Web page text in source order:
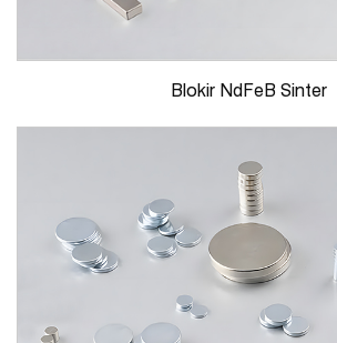
Blokir NdFeB Sinter